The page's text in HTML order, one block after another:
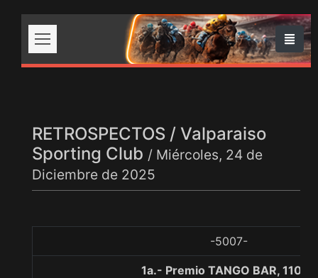
RETROSPECTOS / Valparaiso
Sporting Club / Miércoles, 24 de
Diciembre de 2025
-5007-
1a.- Premio TANGO BAR, 1100